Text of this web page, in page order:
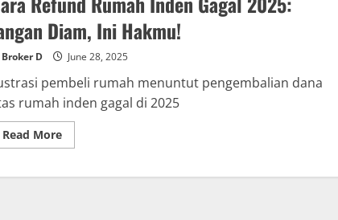
Diam, Ini Hakmu!
Broker D June 28, 2025
pembeli rumah menuntut pengembalian dana
rumah inden gagal di 2025
Read MoreRead
more
Refund